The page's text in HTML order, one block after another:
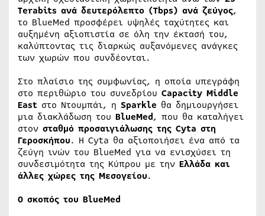
Terabits ανά δευτερόλεπτο (Tbps) ανά ζεύγος,
το BlueMed προσφέρει υψηλές ταχύτητες και
αυξημένη αξιοπιστία σε όλη την έκτασή του,
καλύπτοντας τις διαρκώς αυξανόμενες ανάγκες
των χωρών που συνδέονται.
Στο πλαίσιο της συμφωνίας, η οποία υπεγράφη
στο περιθώριο του συνεδρίου Capacity Middle
East στο Ντουμπάι, η Sparkle θα δημιουργήσει
μια διακλάδωση του BlueMed, που θα καταλήγει
στον σταθμό προσαιγιάλωσης της Cyta στη
Γεροσκήπου. Η Cyta θα αξιοποιήσει ένα από τα
ζεύγη ινών του BlueMed για να ενισχύσει τη
συνδεσιμότητα της Κύπρου με την Ελλάδα και
άλλες χώρες της Μεσογείου.
Ο σκοπός του BlueMed